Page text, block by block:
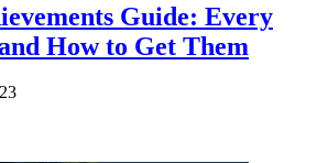
Guide: Every
How to Get Them